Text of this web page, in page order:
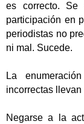
es correcto. Se
participación en
periodistas no
ni mal. Sucede.
La
incorrectas
Negarse a la